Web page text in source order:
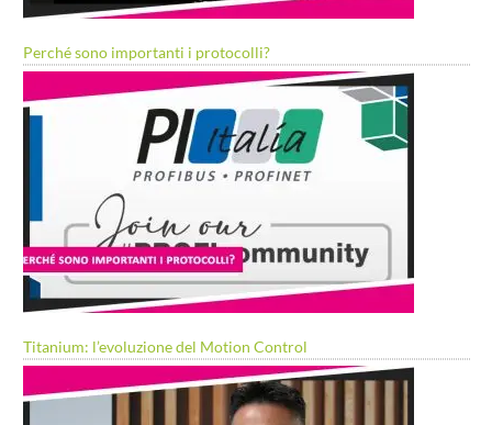
Perché sono importanti i protocolli?
Titanium: l’evoluzione del Motion Control